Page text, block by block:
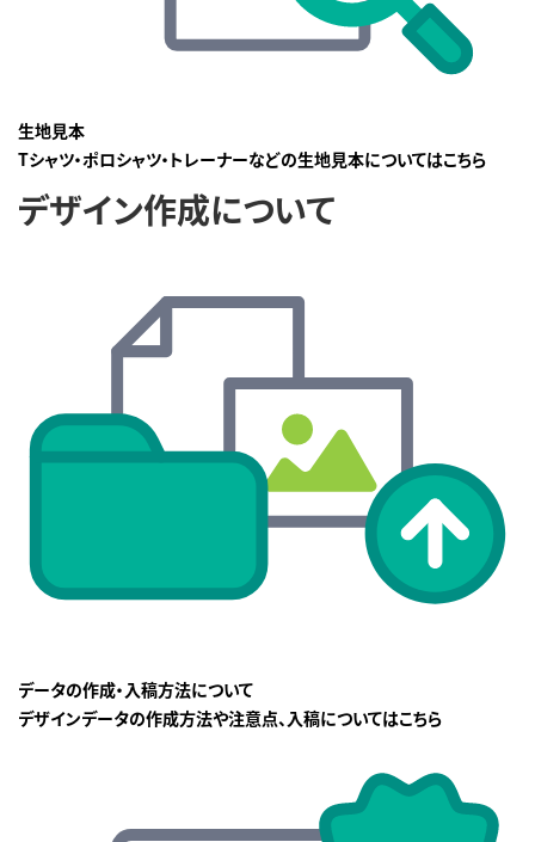
生地見本
Tシャツ・ポロシャツ・トレーナーなどの生地見本についてはこちら
デザイン作成について
データの作成・入稿方法について
デザインデータの作成方法や注意点、入稿についてはこちら